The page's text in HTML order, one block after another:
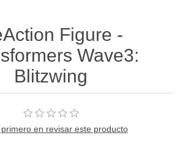
Figure -
Wave3:
Blitzwing
primero en revisar este producto